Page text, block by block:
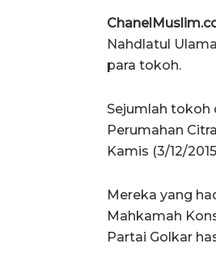
Nahdlatul
para tokoh.
Sejumlah tokoh
Perumahan
Kamis (3/12/
Mereka yang
Mahkamah
Partai Golkar